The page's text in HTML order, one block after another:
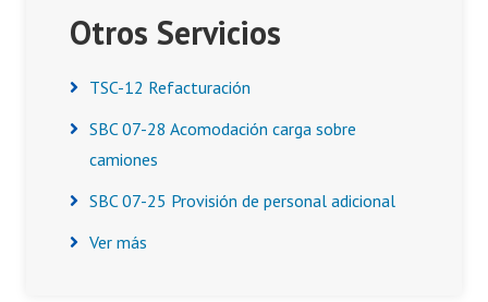
Otros Servicios
TSC-12 Refacturación
SBC 07-28 Acomodación carga sobre
camiones
SBC 07-25 Provisión de personal adicional
Ver más